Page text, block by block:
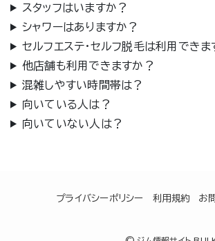
スタッフはいますか？
シャワーはありますか？
セルフエステ・セルフ脱毛は利用できま
他店舗も利用できますか？
混雑しやすい時間帯は？
向いている人は？
向いていない人は？
プライバシーポリシー 利用規約 お